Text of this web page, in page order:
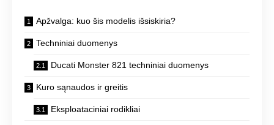
Apžvalga: kuo šis modelis išsiskiria?
Techniniai duomenys
Ducati Monster 821 techniniai duomenys
Kuro sąnaudos ir greitis
Eksploataciniai rodikliai